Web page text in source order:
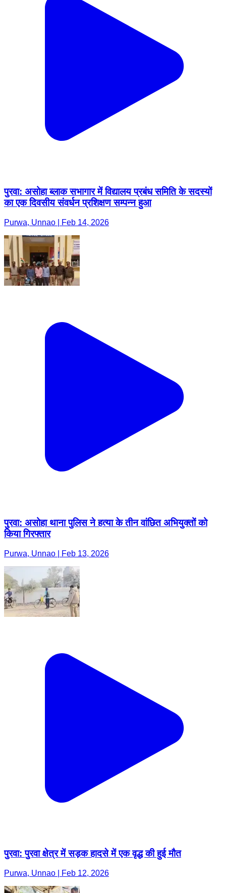
पुरवा: असोहा ब्लाक सभागार में विद्यालय प्रबंध समिति के सदस्यों
का एक दिवसीय संवर्धन प्रशिक्षण सम्पन्न हुआ
Purwa, Unnao | Feb 14, 2026
पुरवा: असोहा थाना पुलिस ने हत्या के तीन वांछित अभियुक्तों को
किया गिरफ्तार
Purwa, Unnao | Feb 13, 2026
पुरवा: पुरवा क्षेत्र में सड़क हादसे में एक वृद्ध की हुई मौत
Purwa, Unnao | Feb 12, 2026